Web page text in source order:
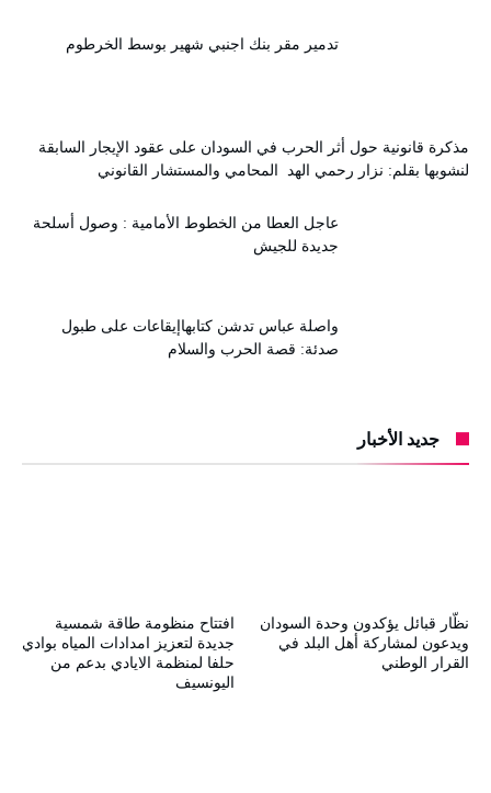
تدمير مقر بنك اجنبي شهير بوسط الخرطوم
مذكرة قانونية حول أثر الحرب في السودان على عقود الإيجار السابقة
لنشوبها بقلم: نزار رحمي الهد المحامي والمستشار القانوني
عاجل العطا من الخطوط الأمامية : وصول أسلحة
جديدة للجيش
واصلة عباس تدشن كتابهاإيقاعات على طبول
صدئة: قصة الحرب والسلام
جديد الأخبار
افتتاح منظومة طاقة شمسية
جديدة لتعزيز امدادات المياه بوادي
حلفا لمنظمة الايادي بدعم من
اليونسيف
نظّار قبائل يؤكدون وحدة السودان
ويدعون لمشاركة أهل البلد في
القرار الوطني